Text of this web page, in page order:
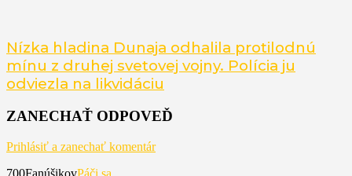
Nízka hladina Dunaja odhalila protilodnú
mínu z druhej svetovej vojny. Polícia ju
odviezla na likvidáciu
ZANECHAŤ ODPOVEĎ
Prihlásiť a zanechať komentár
700FanúšikovPáči sa